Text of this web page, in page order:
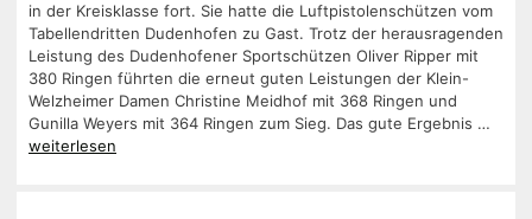
in der Kreisklasse fort. Sie hatte die Luftpistolenschützen vom
Tabellendritten Dudenhofen zu Gast. Trotz der herausragenden
Leistung des Dudenhofener Sportschützen Oliver Ripper mit
380 Ringen führten die erneut guten Leistungen der Klein-
Welzheimer Damen Christine Meidhof mit 368 Ringen und
Gunilla Weyers mit 364 Ringen zum Sieg. Das gute Ergebnis …
weiterlesen